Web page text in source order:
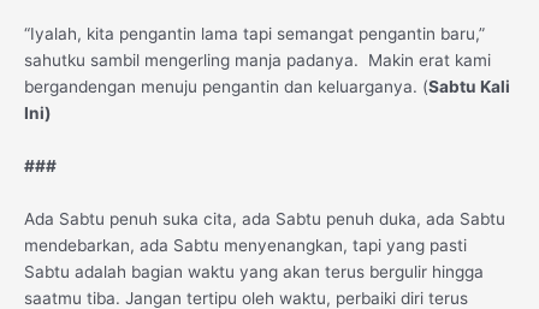
“Iyalah, kita pengantin lama tapi semangat pengantin baru,”
sahutku sambil mengerling manja padanya. Makin erat kami
bergandengan menuju pengantin dan keluarganya. (Sabtu Kali
Ini)
###
Ada Sabtu penuh suka cita, ada Sabtu penuh duka, ada Sabtu
mendebarkan, ada Sabtu menyenangkan, tapi yang pasti
Sabtu adalah bagian waktu yang akan terus bergulir hingga
saatmu tiba. Jangan tertipu oleh waktu, perbaiki diri terus